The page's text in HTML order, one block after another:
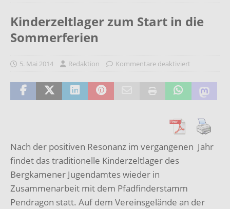
Kinderzeltlager zum Start in die
Sommerferien
5. Mai 2014 Redaktion Kommentare deaktiviert
Nach der positiven Resonanz im vergangenen Jahr
findet das traditionelle Kinderzeltlager des
Bergkamener Jugendamtes wieder in
Zusammenarbeit mit dem Pfadfinderstamm
Pendragon statt. Auf dem Vereinsgelände an der